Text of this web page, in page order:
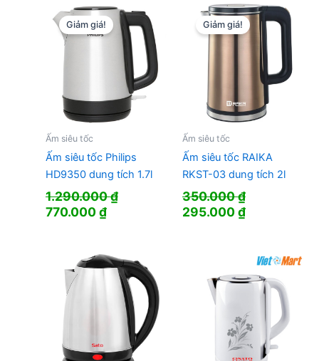
1.290.000 ₫.là:
1.188.000
Giảm giá!
Ấm siêu tốc
Ấm siêu tốc Philips
HD9350 dung tích 1.7l
1.290.000₫
Giá
1.290.000 ₫.
770.000₫Giá
là:
770.000 ₫.
Giảm giá!
Ấm siêu tốc
Ấm siêu tốc RAIKA
RKST-03 dung tích 2l
350.000₫
Giá
295.000₫Giá
là:
295.000 ₫.